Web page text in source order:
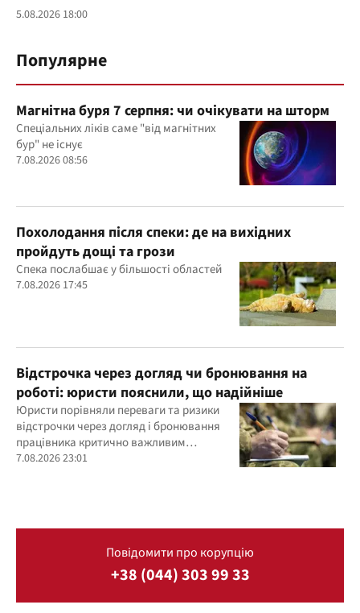
5.08.2026 18:00
Популярне
Магнітна буря 7 серпня: чи очікувати на шторм
Спеціальних ліків саме "від магнітних
бур" не існує
7.08.2026 08:56
Похолодання після спеки: де на вихідних
пройдуть дощі та грози
Спека послабшає у більшості областей
7.08.2026 17:45
Відстрочка через догляд чи бронювання на
роботі: юристи пояснили, що надійніше
Юристи порівняли переваги та ризики
відстрочки через догляд і бронювання
працівника критично важливим
підприємством
7.08.2026 23:01
Повідомити про корупцію
+38 (044) 303 99 33